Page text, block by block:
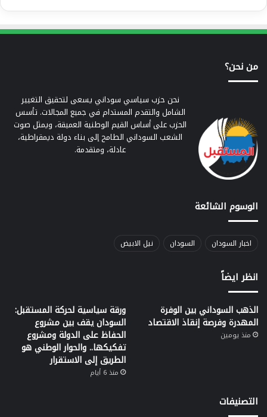
من نحن؟
نحن حزب سياسي سوداني يسعى لتحقيق التغيير
الشامل والتقدم المستدام في جميع المجالات. تأسس
الحزب على أساس القيم الوطنية العميقة، ويمثل صوت
الشعب السوداني الطامح إلى بناء دولة ديمقراطية،
عادلة، ومتقدمة.
الوسوم الشائعة
اخبار السودان السودان نيل الابيض
انظر ايضاً
الذهب السوداني بين الوفرة
المهدرة وفرصة إنقاذ الاقتصاد
منذ يومين
ورقة سياسية لحركة المستقبل:
السودان يقف بين مشروع
الحفاظ على الدولة ومشروع
تفكيكها.. والحوار الوطني هو
الطريق إلى الاستقرار
منذ 6 أيام
التصنيفات